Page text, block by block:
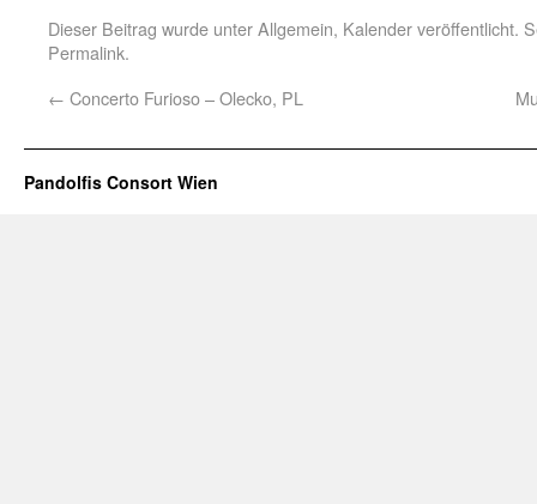
Dieser Beitrag wurde unterAllgemein, Kalenderveröffentlicht.
Permalink.
← Concerto Furioso – Olecko, PL
Pandolfis Consort Wien